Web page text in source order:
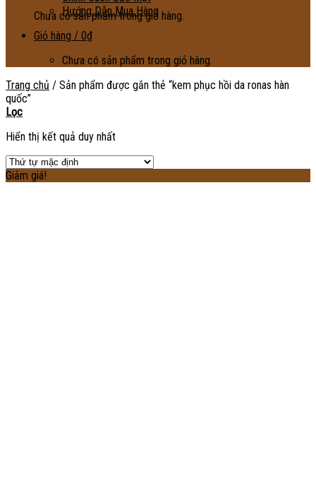
Chưa có sản phẩm trong giỏ hàng.
Hướng Dẫn Mua Hàng
Giỏ hàng / 0₫
Chưa có sản phẩm trong giỏ hàng.
Trang chủ / Sản phẩm được gắn thẻ “kem phục hồi da ronas hàn
quốc”
Lọc
Hiển thị kết quả duy nhất
Giảm giá!